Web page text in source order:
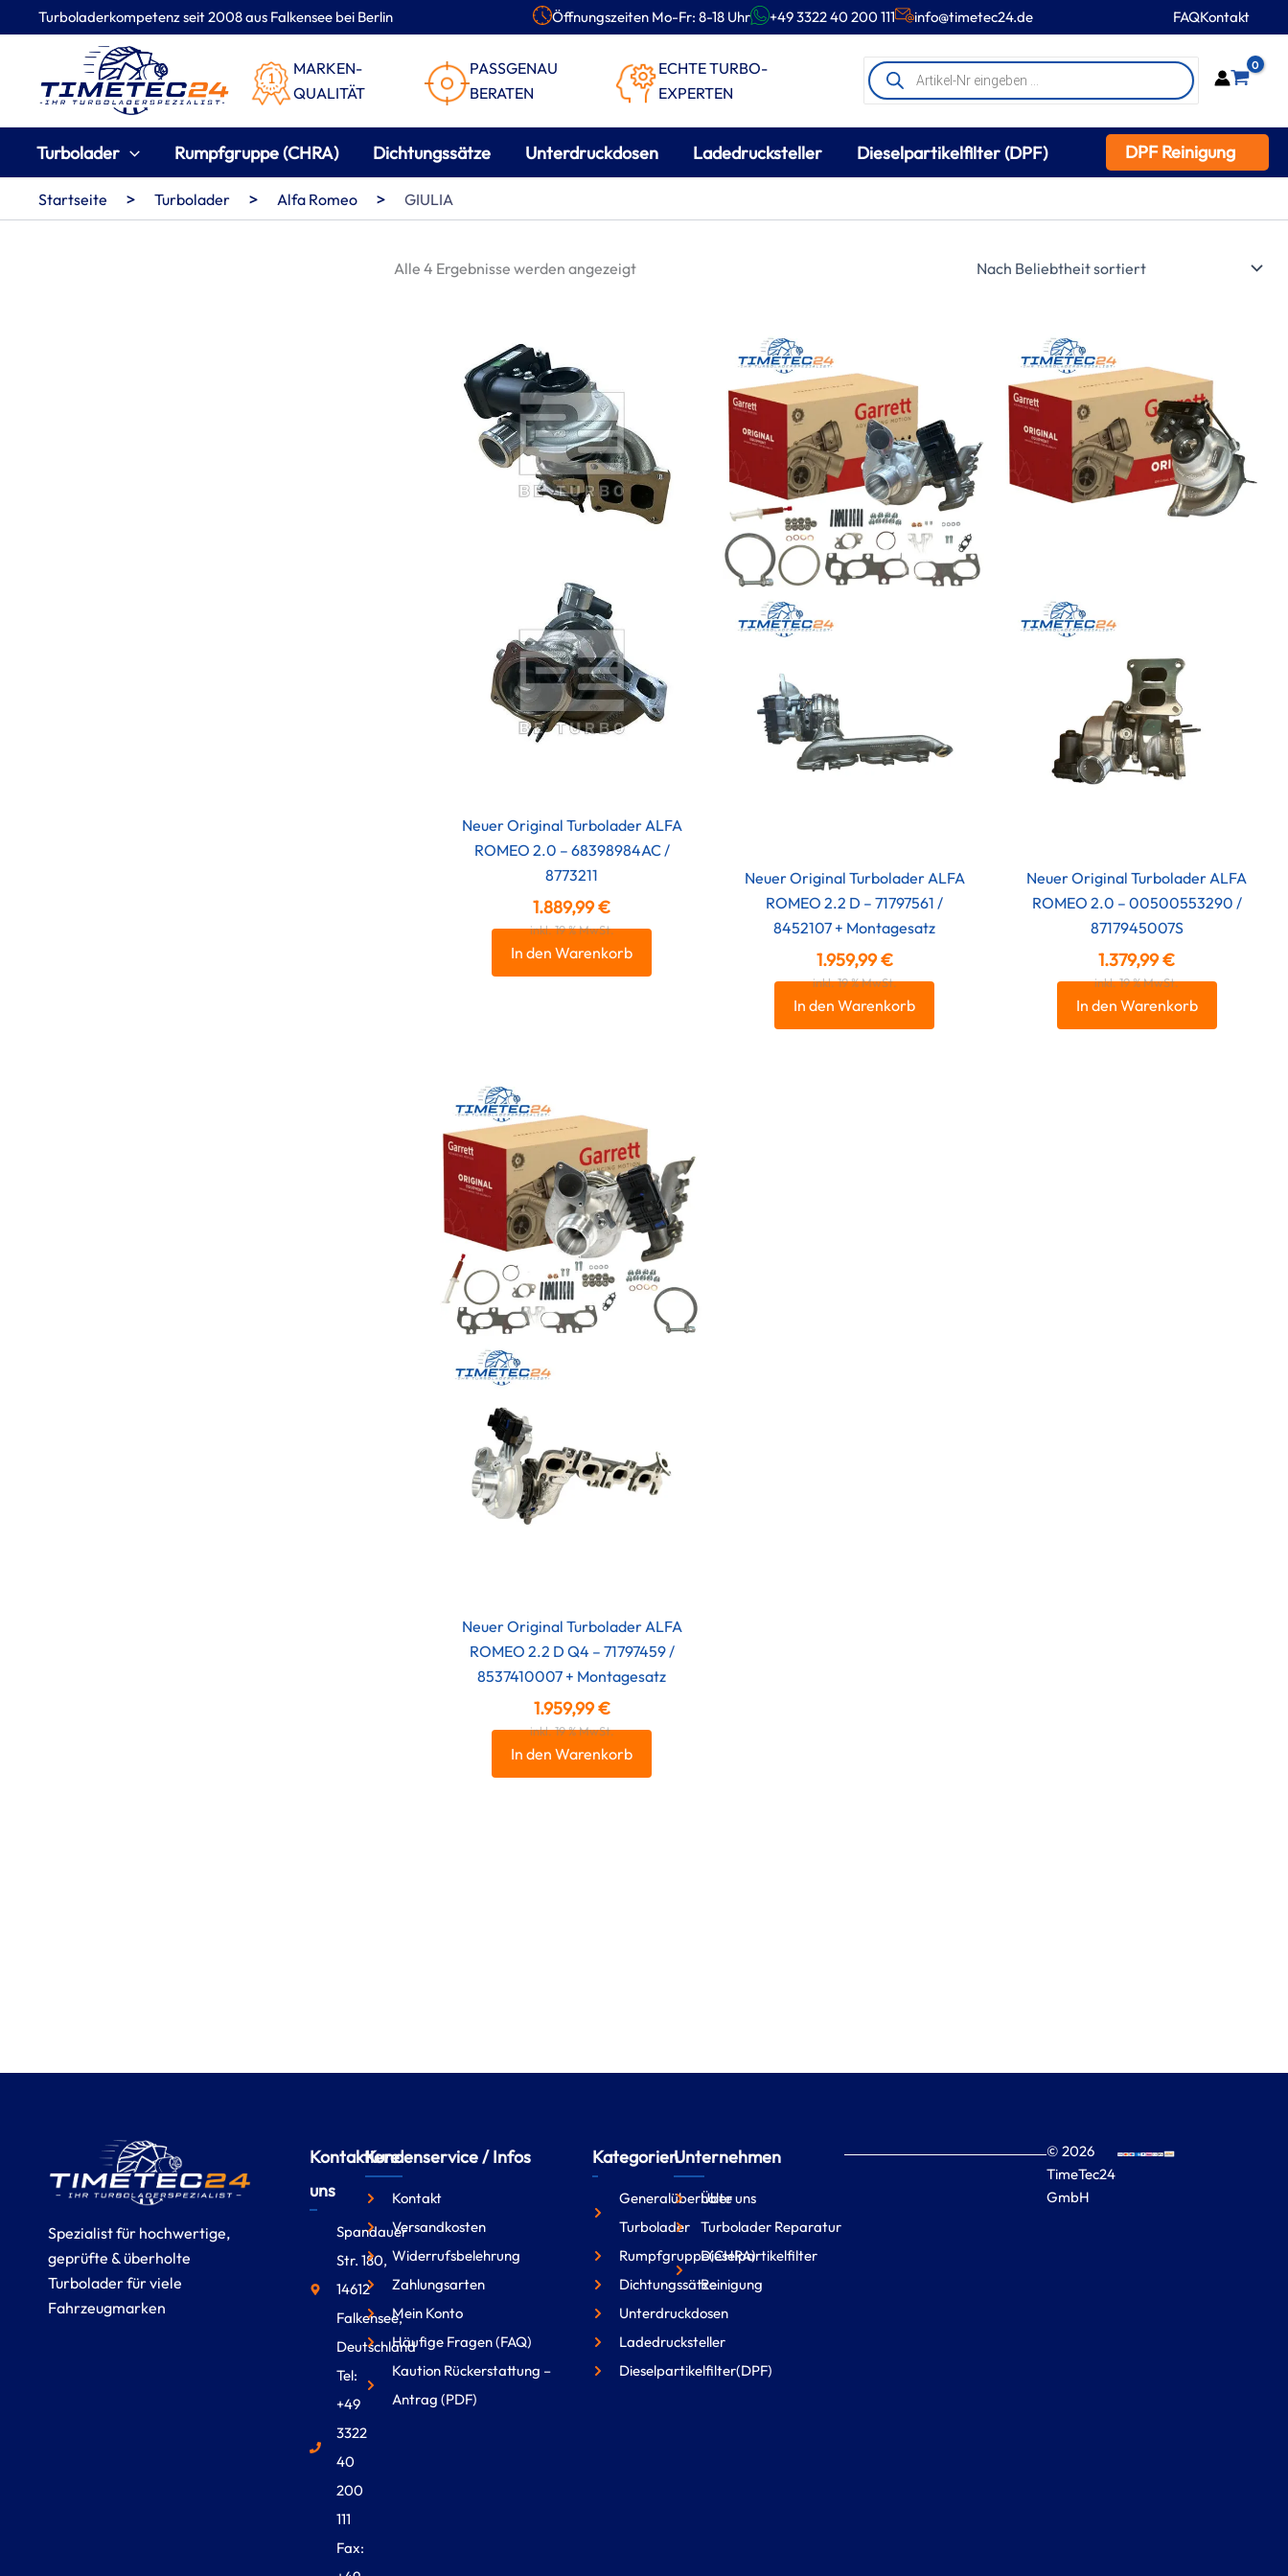
Turboladerkompetenz seit 2008 aus Falkensee bei Berlin Öffnungszeiten Mo-Fr: 8-18 Uhr +49 3322 40 200 111 info@timetec24.de FAQKontakt
MARKEN-
QUALITÄT
PASSGENAU
BERATEN
ECHTE TURBO-
EXPERTEN
Products
search
0
Turbolader Rumpfgruppe (CHRA) Dichtungssätze Unterdruckdosen Ladedrucksteller Dieselpartikelfilter (DPF) DPF Reinigung
Inhalt
Startseite > Turbolader > Alfa Romeo > GIULIA
Alle 4 Ergebnisse werden angezeigt
Beliebtheit
Neuer Original Turbolader ALFA
ROMEO 2.0 – 68398984AC /
8773211
1.889,99€
inkl. 19 % MwSt.
In den Warenkorb
Neuer Original Turbolader ALFA
ROMEO 2.2 D – 71797561 /
8452107 + Montagesatz
1.959,99€
inkl. 19 % MwSt.
In den Warenkorb
Neuer Original Turbolader ALFA
ROMEO 2.0 – 00500553290 /
8717945007S
1.379,99€
inkl. 19 % MwSt.
In den Warenkorb
Neuer Original Turbolader ALFA
ROMEO 2.2 D Q4 – 71797459 /
8537410007 + Montagesatz
1.959,99€
inkl. 19 % MwSt.
In den Warenkorb
Spezialist für hochwertige,
geprüfte & überholte
Turbolader für viele
Fahrzeugmarken
Kontaktiere
uns
Spandauer
Str. 180,
14612
Falkensee,
Deutschland
Tel:
+49
3322
40
200
111
Fax:
Kundenservice / Infos
Kontakt
Versandkosten
Widerrufsbelehrung
Zahlungsarten
Mein Konto
Häufige Fragen (FAQ)
Kaution Rückerstattung –
Antrag (PDF)
Kategorien
Generalüberholte
Turbolader
Rumpfgruppe(CHRA)
Dichtungssätze
Unterdruckdosen
Ladedrucksteller
Dieselpartikelfilter(DPF)
Unternehmen
Über uns
Turbolader Reparatur
Dieselpartikelfilter
Reinigung
© 2026
TimeTec24
GmbH